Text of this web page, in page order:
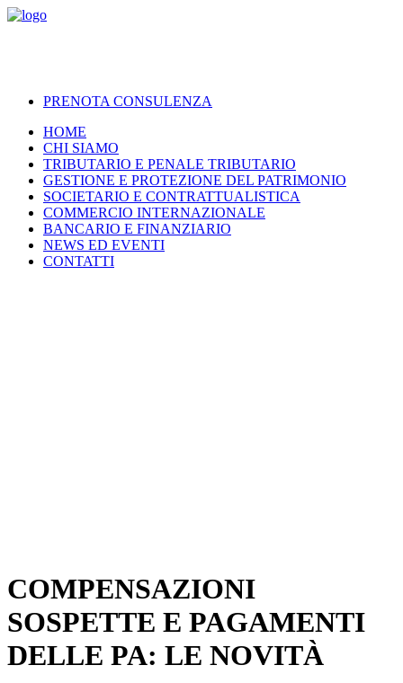
PRENOTA CONSULENZA
HOME
CHI SIAMO
TRIBUTARIO E PENALE TRIBUTARIO
GESTIONE E PROTEZIONE DEL PATRIMONIO
SOCIETARIO E CONTRATTUALISTICA
COMMERCIO INTERNAZIONALE
BANCARIO E FINANZIARIO
NEWS ED EVENTI
CONTATTI
COMPENSAZIONI
SOSPETTE E PAGAMENTI
DELLE PA: LE NOVITÀ